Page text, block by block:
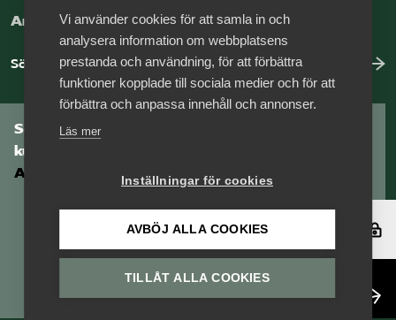
Arbeta hos Vårdföretagarna?
Sök jobb hos oss
Som medlem har du tillgång till vår digitala
kunskapsbank
Arbetsgivarguiden
Logga in
Vi använder cookies för att samla in och
analysera information om webbplatsens
prestanda och användning, för att förbättra
funktioner kopplade till sociala medier och för att
förbättra och anpassa innehåll och annonser.
Läs mer
Inställningar för cookies
AVBÖJ ALLA COOKIES
TILLÅT ALLA COOKIES